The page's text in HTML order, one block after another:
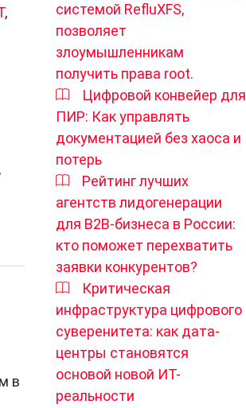
,
в
системой RefluXFS,
позволяет
злоумышленникам
получить права root.
Цифровой конвейер для
ПИР: Как управлять
документацией без хаоса и
потерь
Рейтинг лучших
агентств лидогенерации
для B2B-бизнеса в России:
кто поможет перехватить
заявки конкурентов?
Критическая
инфраструктура цифрового
суверенитета: как дата-
центры становятся
основой новой ИТ-
реальности